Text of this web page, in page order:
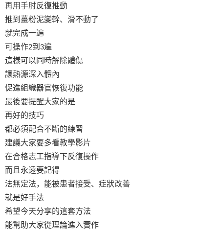
再用手肘反復推動
推到薑粉泥變幹、滑不動了
就完成一遍
可操作2到3遍
這樣可以同時解除體傷
讓熱源深入體內
促進組織器官恢復功能
最後要提醒大家的是
再好的技巧
都必須配合不斷的練習
建議大家要多看教學影片
在合格志工指導下反復操作
而且永遠要記得
法無定法，能被患者接受、症狀改善
就是好手法
希望今天分享的這套方法
能幫助大家從理論進入實作